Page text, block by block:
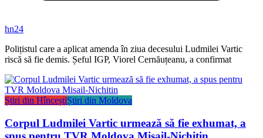
hn24
Polițistul care a aplicat amenda în ziua decesului Ludmilei Vartic
riscă să fie demis. Șeful IGP, Viorel Cernăuțeanu, a confirmat
Știri din HînceștiȘtiri din Moldova
Corpul Ludmilei Vartic urmează să fie exhumat, a